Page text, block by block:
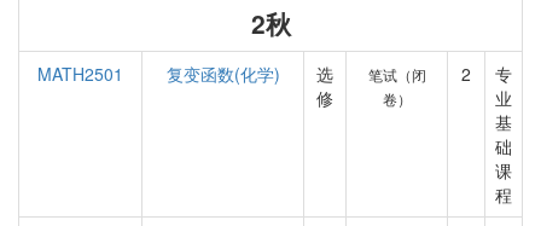
2秋
MATH2501 复变函数(化学)
选
修
笔试（闭
卷）
2
专
业
基
础
课
程